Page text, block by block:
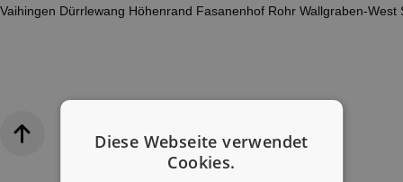
Vaihingen Dürrlewang Höhenrand Fasanenhof Rohr Wallgraben-West
Diese Webseite verwendet
Cookies.